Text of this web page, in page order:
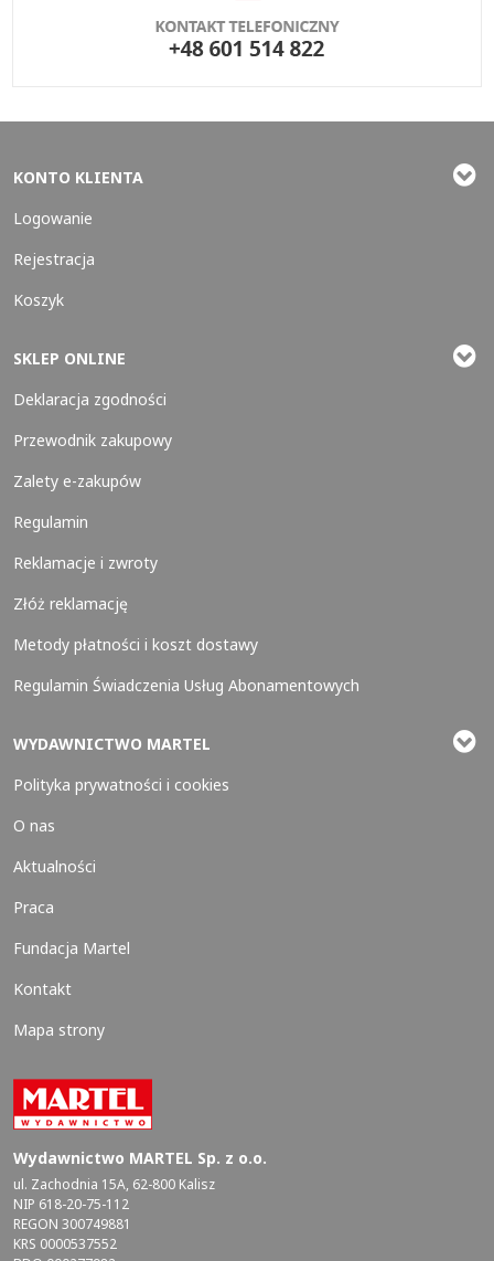
KONTO KLIENTA
Logowanie
Rejestracja
Koszyk
SKLEP ONLINE
Deklaracja zgodności
Przewodnik zakupowy
Zalety e-zakupów
Regulamin
Reklamacje i zwroty
Złóż reklamację
Metody płatności i koszt dostawy
Regulamin Świadczenia Usług Abonamentowych
WYDAWNICTWO MARTEL
Polityka prywatności i cookies
O nas
Aktualności
Praca
Fundacja Martel
Kontakt
Mapa strony
Wydawnictwo MARTEL Sp. z o.o.
ul. Zachodnia 15A, 62-800 Kalisz
NIP 618-20-75-112
REGON 300749881
KRS 0000537552